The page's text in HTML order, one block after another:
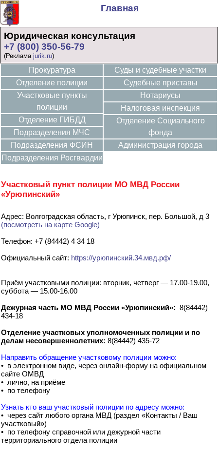
Главная
Юридическая консультация
+7 (800) 350-56-79
(Реклама jurik.ru)
Прокуратура
Отделение полиции
Участковые пункты
полиции
Отделение ГИБДД
Подразделения МЧС
Подразделения ФСИН
Подразделения Росгвардии
Суды и судебные участки
Судебные приставы
Нотариусы
Налоговая инспекция
Отделение Социального
фонда
Администрация города
Участковый пункт полиции МО МВД России
«Урюпинский»
Адрес: Волгоградская область, г Урюпинск, пер. Большой, д 3
(посмотреть на карте Google)
Телефон: +7 (84442) 4 34 18
Официальный сайт: https://урюпинский.34.мвд.рф/
Приём участковыми полиции: вторник, четверг — 17.00-19.00,
суббота — 15.00-16.00
Дежурная часть МО МВД России «Урюпинский»: 8(84442)
434-18
Отделение участковых уполномоченных полиции и по
делам несовершеннолетних: 8(84442) 435-72
Направить обращение участковому полиции можно:
• в электронном виде, через онлайн-форму на официальном
сайте ОМВД
• лично, на приёме
• по телефону
Узнать кто ваш участковый полиции по адресу можно:
• через сайт любого органа МВД (раздел «Контакты / Ваш
участковый»)
• по телефону справочной или дежурной части
территориального отдела полиции